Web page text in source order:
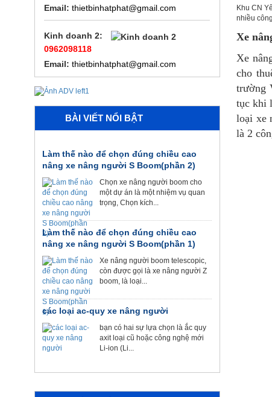
Email:thietbinhatphat@gmail.com
Kinh doanh 2:
0962098118
Email:thietbinhatphat@gmail.com
BÀI VIẾT NỔI BẬT
Làm thế nào để chọn đúng chiều cao
nâng xe nâng người S Boom(phần 2)
Chọn xe nâng người boom cho
một dự án là một nhiệm vụ quan
trọng, Chọn kích...
Làm thế nào để chọn đúng chiều cao
nâng xe nâng người S Boom(phần 1)
Xe nâng người boom telescopic,
còn được gọi là xe nâng người Z
boom, là loại...
các loại ac-quy xe nâng người
bạn có hai sự lựa chọn là ắc quy
axit loại cũ hoặc công nghệ mới
Li-ion (Li...
Khu CN
nhiều
Xe
Xe
cho
trường
tục khi
loại xe
là 2